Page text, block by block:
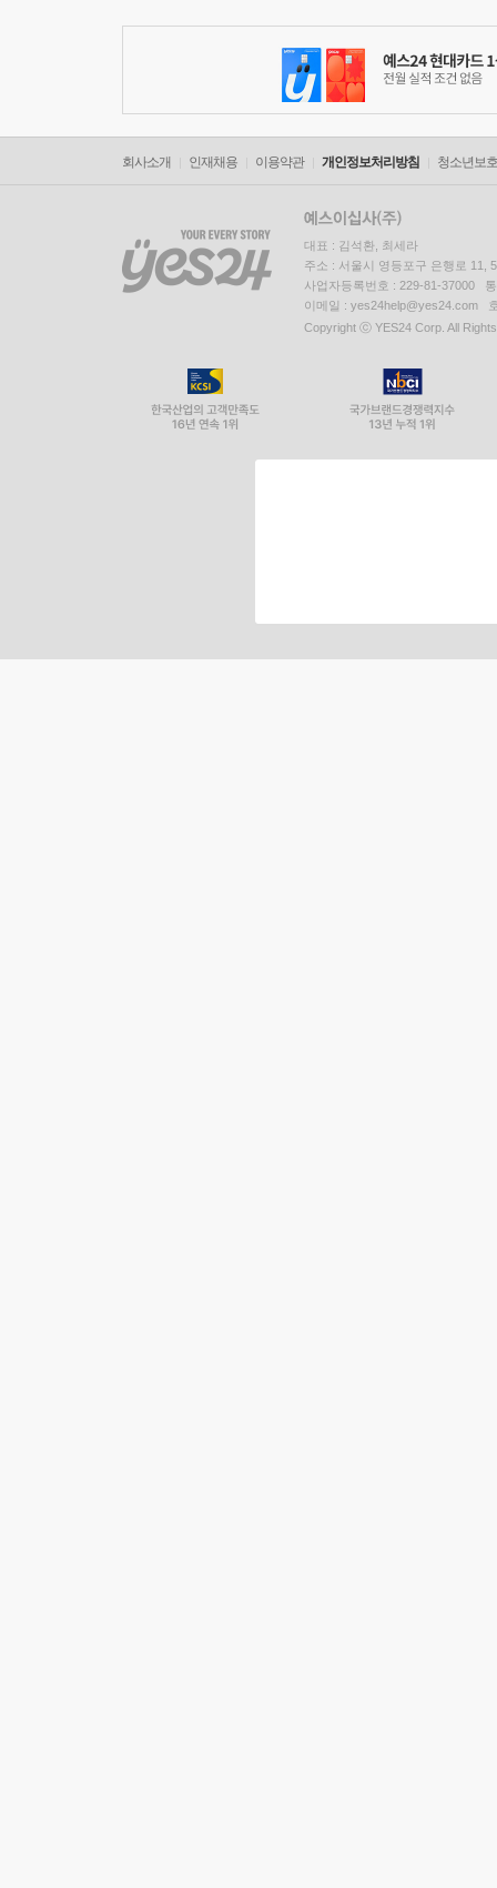
회사소개 인재채용 이용약관 개인정보처리방침 청소년보
대표 : 김석환, 최세라
주소 : 서울시 영등포구 은행로 11,
사업자등록번호 : 229-81-37000
이메일 : yes24help@yes24.com
Copyright ⓒ YES24 Corp. All